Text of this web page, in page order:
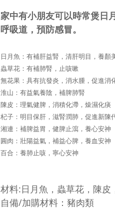
家中有小朋友可以時常煲日
呼吸道，預防感冒。
日月魚：有補肝益腎，清肝明目，養
蟲草花：有補肺腎，止咳嗽
無花果：具有抗發炎，消水腫，促進
淮山：有益氣養陰，補脾肺腎
陳皮：理氣健脾，消積化滯，燥濕化痰
杞子：明目保肝，滋腎潤肺，促進新陳
湘連：補脾益胃，健脾止瀉，養心安神
圓肉：壯陽益氣，補益心脾，養血安神
百合：養肺止咳，寧心安神
材料:日月魚，蟲草花， 陳皮
自備/加購材料：豬肉類